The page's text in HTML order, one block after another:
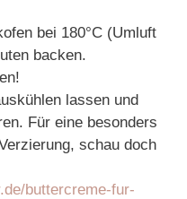
bei 180°C (Umluft
backen.
lassen und
Für eine besonders
schau doch
buttercreme-fur-